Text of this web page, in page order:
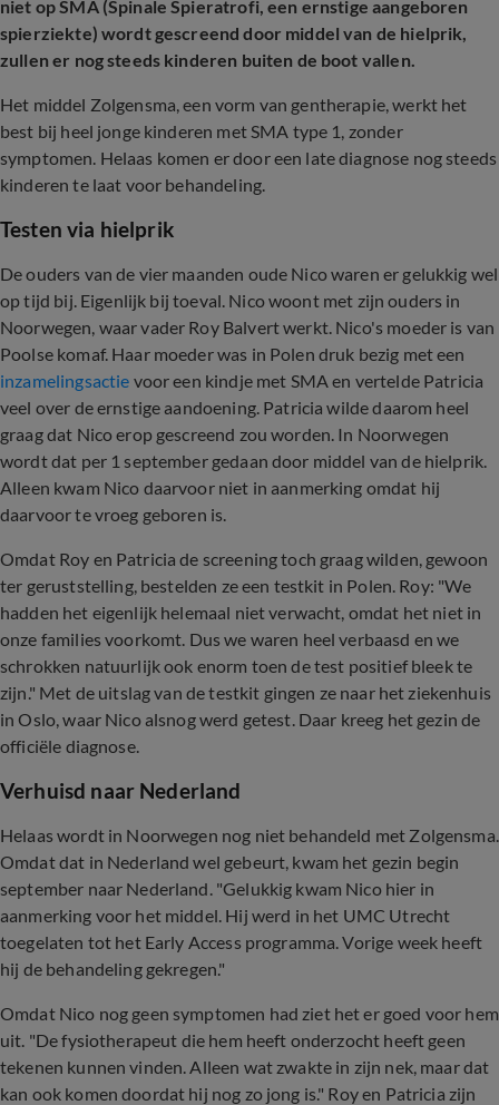
niet op SMA (Spinale Spieratrofi, een ernstige aangeboren
spierziekte) wordt gescreend door middel van de hielprik,
zullen er nog steeds kinderen buiten de boot vallen.
Het middel Zolgensma, een vorm van gentherapie, werkt het
best bij heel jonge kinderen met SMA type 1, zonder
symptomen. Helaas komen er door een late diagnose nog steeds
kinderen te laat voor behandeling.
Testen via hielprik
De ouders van de vier maanden oude Nico waren er gelukkig wel
op tijd bij. Eigenlijk bij toeval. Nico woont met zijn ouders in
Noorwegen, waar vader Roy Balvert werkt. Nico's moeder is van
Poolse komaf. Haar moeder was in Polen druk bezig met een
inzamelingsactie voor een kindje met SMA en vertelde Patricia
veel over de ernstige aandoening. Patricia wilde daarom heel
graag dat Nico erop gescreend zou worden. In Noorwegen
wordt dat per 1 september gedaan door middel van de hielprik.
Alleen kwam Nico daarvoor niet in aanmerking omdat hij
daarvoor te vroeg geboren is.
Omdat Roy en Patricia de screening toch graag wilden, gewoon
ter geruststelling, bestelden ze een testkit in Polen. Roy: "We
hadden het eigenlijk helemaal niet verwacht, omdat het niet in
onze families voorkomt. Dus we waren heel verbaasd en we
schrokken natuurlijk ook enorm toen de test positief bleek te
zijn." Met de uitslag van de testkit gingen ze naar het ziekenhuis
in Oslo, waar Nico alsnog werd getest. Daar kreeg het gezin de
officiële diagnose.
Verhuisd naar Nederland
Helaas wordt in Noorwegen nog niet behandeld met Zolgensma.
Omdat dat in Nederland wel gebeurt, kwam het gezin begin
september naar Nederland. "Gelukkig kwam Nico hier in
aanmerking voor het middel. Hij werd in het UMC Utrecht
toegelaten tot het Early Access programma. Vorige week heeft
hij de behandeling gekregen."
Omdat Nico nog geen symptomen had ziet het er goed voor hem
uit. "De fysiotherapeut die hem heeft onderzocht heeft geen
tekenen kunnen vinden. Alleen wat zwakte in zijn nek, maar dat
kan ook komen doordat hij nog zo jong is." Roy en Patricia zijn